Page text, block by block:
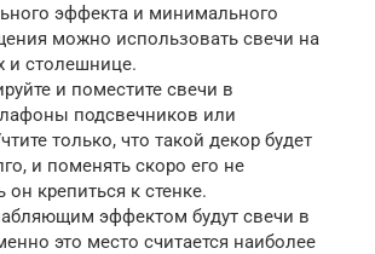
эффекта и минимального
можно использовать свечи на
и столешнице.
и поместите свечи в
подсвечников или
только, что такой декор будет
и поменять скоро его не
он крепиться к стенке.
эффектом будут свечи в
это место считается наиболее